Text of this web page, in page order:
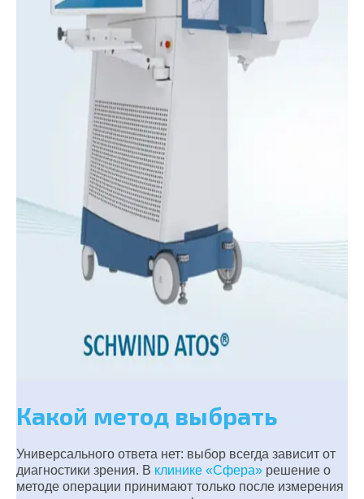
Какой метод выбрать
Универсального ответа нет: выбор всегда зависит от
диагностики зрения. В клинике «Сфера» решение о
методе операции принимают только после измерения